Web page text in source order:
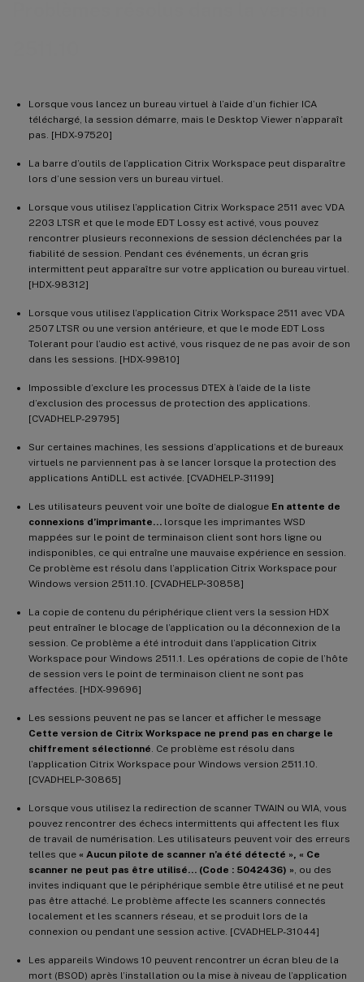
Lorsque vous lancez un bureau virtuel à l’aide d’un fichier ICA
téléchargé, la session démarre, mais le Desktop Viewer n’apparaît
pas. [HDX-97520]
La barre d’outils de l’application Citrix Workspace peut disparaître
lors d’une session vers un bureau virtuel.
Lorsque vous utilisez l’application Citrix Workspace 2511 avec VDA
2203 LTSR et que le mode EDT Lossy est activé, vous pouvez
rencontrer plusieurs reconnexions de session déclenchées par la
fiabilité de session. Pendant ces événements, un écran gris
intermittent peut apparaître sur votre application ou bureau virtuel.
[HDX-98312]
Lorsque vous utilisez l’application Citrix Workspace 2511 avec VDA
2507 LTSR ou une version antérieure, et que le mode EDT Loss
Tolerant pour l’audio est activé, vous risquez de ne pas avoir de son
dans les sessions. [HDX-99810]
Impossible d’exclure les processus DTEX à l’aide de la liste
d’exclusion des processus de protection des applications.
[CVADHELP-29795]
Sur certaines machines, les sessions d’applications et de bureaux
virtuels ne parviennent pas à se lancer lorsque la protection des
applications AntiDLL est activée. [CVADHELP-31199]
Les utilisateurs peuvent voir une boîte de dialogue En attente de
connexions d’imprimante… lorsque les imprimantes WSD
mappées sur le point de terminaison client sont hors ligne ou
indisponibles, ce qui entraîne une mauvaise expérience en session.
Ce problème est résolu dans l’application Citrix Workspace pour
Windows version 2511.10. [CVADHELP‑30858]
La copie de contenu du périphérique client vers la session HDX
peut entraîner le blocage de l’application ou la déconnexion de la
session. Ce problème a été introduit dans l’application Citrix
Workspace pour Windows 2511.1. Les opérations de copie de l’hôte
de session vers le point de terminaison client ne sont pas
affectées. [HDX-99696]
Les sessions peuvent ne pas se lancer et afficher le message
Cette version de Citrix Workspace ne prend pas en charge le
chiffrement sélectionné . Ce problème est résolu dans
l’application Citrix Workspace pour Windows version 2511.10.
[CVADHELP‑30865]
Lorsque vous utilisez la redirection de scanner TWAIN ou WIA, vous
pouvez rencontrer des échecs intermittents qui affectent les flux
de travail de numérisation. Les utilisateurs peuvent voir des erreurs
telles que « Aucun pilote de scanner n’a été détecté », « Ce
scanner ne peut pas être utilisé… (Code : 5042436) » , ou des
invites indiquant que le périphérique semble être utilisé et ne peut
pas être attaché. Le problème affecte les scanners connectés
localement et les scanners réseau, et se produit lors de la
connexion ou pendant une session active. [CVADHELP-31044]
Les appareils Windows 10 peuvent rencontrer un écran bleu de la
mort (BSOD) après l’installation ou la mise à niveau de l’application